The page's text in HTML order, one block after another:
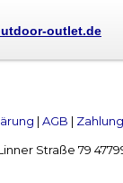
outlet.de
| AGB |
Straße 79